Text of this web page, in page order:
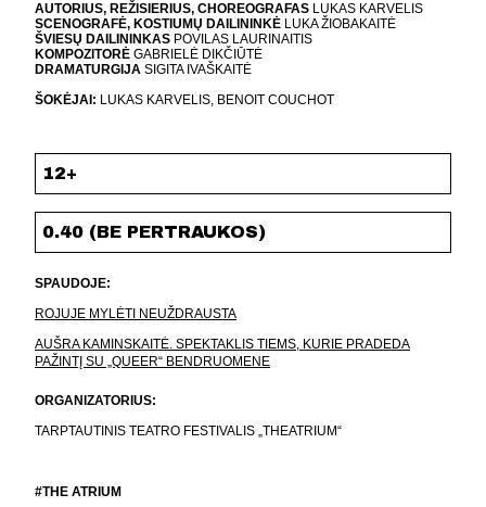
AUTORIUS, REŽISIERIUS, CHOREOGRAFAS LUKAS KARVELIS
SCENOGRAFĖ, KOSTIUMŲ DAILININKĖ LUKA ŽIOBAKAITĖ
ŠVIESŲ DAILININKAS POVILAS LAURINAITIS
KOMPOZITORĖ GABRIELĖ DIKČIŪTĖ
DRAMATURGIJA SIGITA IVAŠKAITĖ
ŠOKĖJAI: LUKAS KARVELIS, BENOIT COUCHOT
12+
0.40 (BE PERTRAUKOS)
SPAUDOJE:
ROJUJE MYLĖTI NEUŽDRAUSTA
AUŠRA KAMINSKAITĖ. SPEKTAKLIS TIEMS, KURIE PRADEDA
PAŽINTĮ SU „QUEER“ BENDRUOMENE
ORGANIZATORIUS:
TARPTAUTINIS TEATRO FESTIVALIS „THEATRIUM“
#THE ATRIUM